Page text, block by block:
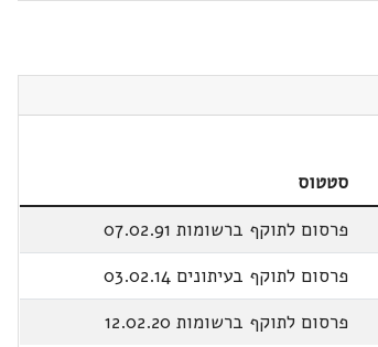
סטטוס
פרסום לתוקף ברשומות 07.02.91
פרסום לתוקף בעיתונים 03.02.14
פרסום לתוקף ברשומות 12.02.20